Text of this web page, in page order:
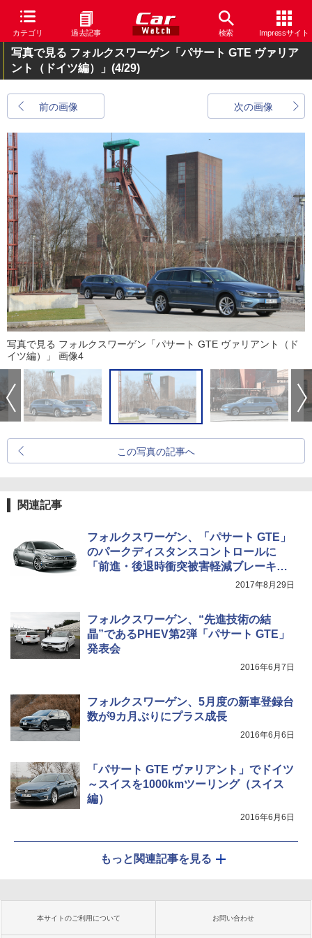
カテゴリ 過去記事 検索 Impressサイト
写真で見る フォルクスワーゲン「パサート GTE ヴァリア
ント（ドイツ編）」 (4/29)
前の画像 次の画像
写真で見る フォルクスワーゲン「パサート GTE ヴァリアント（ド
イツ編）」 画像4
この写真の記事へ
関連記事
フォルクスワーゲン、「パサート GTE」
のパークディスタンスコントロールに
「前進・後退時衝突被害軽減ブレーキ」
2017年8月29日
フォルクスワーゲン、“先進技術の結
晶”であるPHEV第2弾「パサート GTE」
発表会
2016年6月7日
フォルクスワーゲン、5月度の新車登録台
数が9カ月ぶりにプラス成長
2016年6月6日
「パサート GTE ヴァリアント」でドイツ
～スイスを1000kmツーリング（スイス
編）
2016年6月6日
もっと関連記事を見る
本サイトのご利用について お問い合わせ